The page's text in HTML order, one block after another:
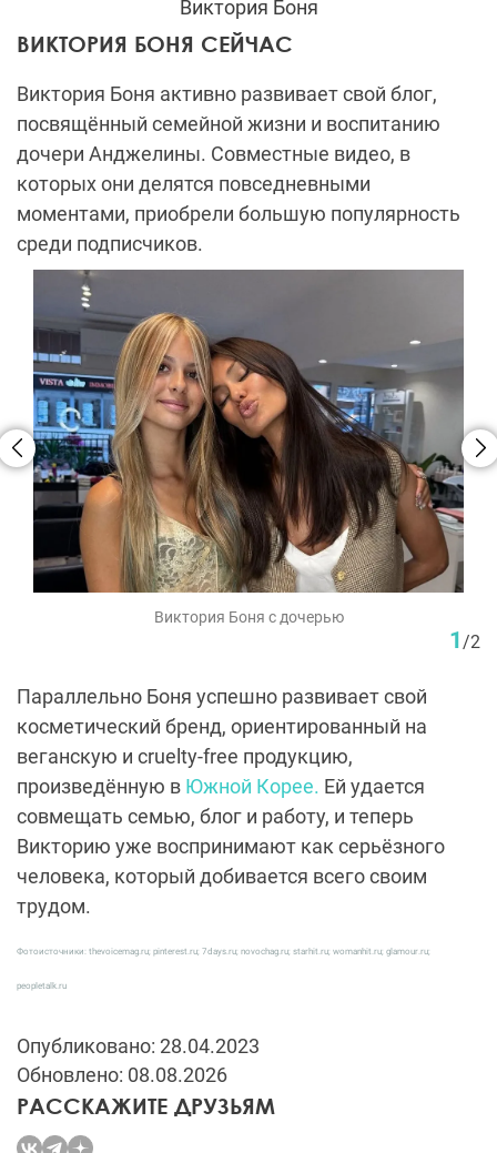
Виктория Боня
ВИКТОРИЯ БОНЯ СЕЙЧАС
Виктория Боня активно развивает свой блог,
посвящённый семейной жизни и воспитанию
дочери Анджелины. Совместные видео, в
которых они делятся повседневными
моментами, приобрели большую популярность
среди подписчиков.
Виктория Боня с дочерью
1 /2
Параллельно Боня успешно развивает свой
косметический бренд, ориентированный на
веганскую и cruelty-free продукцию,
произведённую в Южной Корее. Ей удается
совмещать семью, блог и работу, и теперь
Викторию уже воспринимают как серьёзного
человека, который добивается всего своим
трудом.
Фотоисточники: thevoicemag.ru; pinterest.ru; 7days.ru; novochag.ru; starhit.ru; womanhit.ru; glamour.ru;
peopletalk.ru
Опубликовано: 28.04.2023
Обновлено: 08.08.2026
РАССКАЖИТЕ ДРУЗЬЯМ